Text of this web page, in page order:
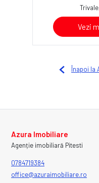
Vezi
Înapoi la
Azura Imobiliare
Agenție imobiliară Pitesti
0784719384
office@azuraimobiliare.ro